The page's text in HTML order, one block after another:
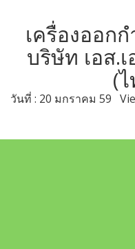
เครื่องออก
บริษัท เอส.
(
วันที่ : 20 มกราคม 59